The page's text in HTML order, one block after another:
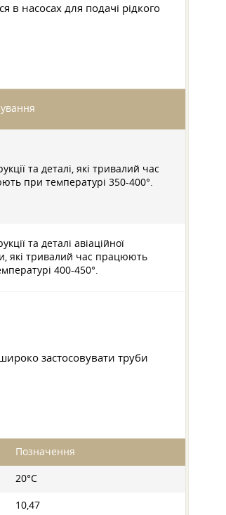
в насосах для подачі рідкого
та деталі, які тривалий час
при температурі 350-400°.
та деталі авіаційної
які тривалий час працюють
400-450°.
застосовувати труби
Позначення
20°С
10,47